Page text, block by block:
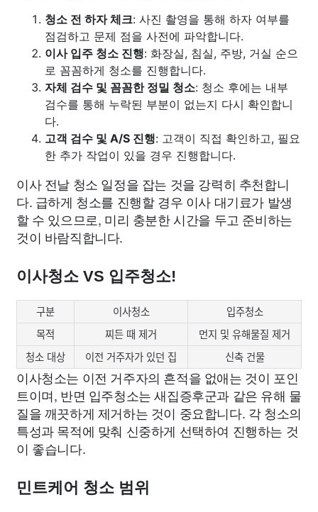
청소 전 하자 체크: 사진 촬영을 통해 하자 여부를
점검하고 문제 점을 사전에 파악합니다.
이사 입주 청소 진행: 화장실, 침실, 주방, 거실 순으
로 꼼꼼하게 청소를 진행합니다.
자체 검수 및 꼼꼼한 정밀 청소: 청소 후에는 내부
검수를 통해 누락된 부분이 없는지 다시 확인합니
다.
고객 검수 및 A/S 진행: 고객이 직접 확인하고, 필요
한 추가 작업이 있을 경우 진행합니다.
이사 전날 청소 일정을 잡는 것을 강력히 추천합니
다. 급하게 청소를 진행할 경우 이사 대기료가 발생
할 수 있으므로, 미리 충분한 시간을 두고 준비하는
것이 바람직합니다.
이사청소 VS 입주청소!
구분 이사청소
입주청소
목적
찌든 때 제거
먼지 및 유해물질 제거
청소 대상
이전 거주자가 있던 집 신축 건물
이사청소는 이전 거주자의 흔적을 없애는 것이 포인
트이며, 반면 입주청소는 새집증후군과 같은 유해 물
질을 깨끗하게 제거하는 것이 중요합니다. 각 청소의
특성과 목적에 맞춰 신중하게 선택하여 진행하는 것
이 좋습니다.
민트케어 청소 범위